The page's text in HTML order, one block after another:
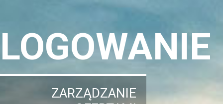
LOGOWANIE
ZARZĄDZANIE